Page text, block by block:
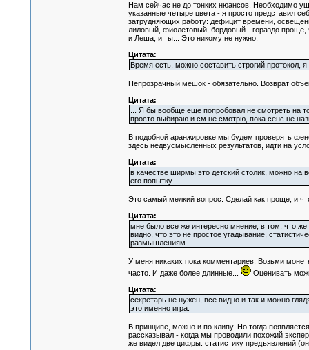
Нам сейчас не до тонких нюансов. Необходимо
указанные четыре цвета - я просто представил
затрудняющих работу: дефицит времени,
лиловый, фиолетовый, бордовый - гораздо
и Леша, и ты... Это никому не нужно.
Цитата:
Время есть, можно составить строгий
Непрозрачный мешок - обязательно. Возврат
Цитата:
... Я бы вообще еще попробовал не смотреть на
просто выбираю и см не смотрю, пока сенс не
В подобной аранжировке мы будем проверять
здесь недвусмысленных результатов, идти на
Цитата:
в качестве ширмы это детский столик, можно на
его попытку.
Это самый мелкий вопрос. Сделай как проще, и
Цитата:
мне было все же интересно мнение, в том, что же
видно, что это не простое угадывание,
размышлениям.
У меня никаких пока комментариев. Возьми
часто. И даже более длинные...
Оценивать
Цитата:
секретарь не нужен, все видно и так и можно
это именно игра.
В принципе, можно и по клипу. Но тогда
рассказывал - когда мы проводили похожий
же видел две цифры: статистику предъявлений